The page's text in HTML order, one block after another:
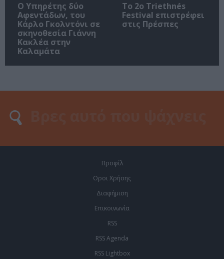
Ο Υπηρέτης δύο
Αφεντάδων, του
Κάρλο Γκολντόνι σε
σκηνοθεσία Γιάννη
Κακλέα στην
Καλαμάτα
Το 2ο Triethnés
Festival επιστρέφει
στις Πρέσπες
Προφίλ
Οροι Χρήσης
Διαφήμιση
Επικοινωνία
RSS
RSS Agenda
RSS Lightbox